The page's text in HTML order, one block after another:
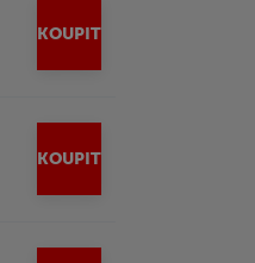
KOUPIT
KOUPIT